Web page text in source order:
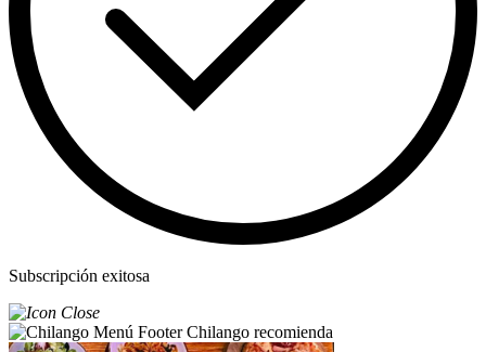
Subscripción exitosa
Chilango recomienda